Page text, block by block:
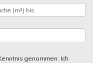
genommen. Ich